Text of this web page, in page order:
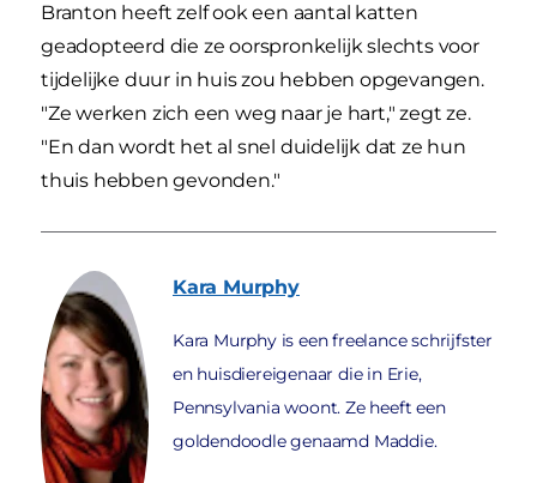
Branton heeft zelf ook een aantal katten
geadopteerd die ze oorspronkelijk slechts voor
tijdelijke duur in huis zou hebben opgevangen.
"Ze werken zich een weg naar je hart," zegt ze.
"En dan wordt het al snel duidelijk dat ze hun
thuis hebben gevonden."
Kara Murphy
Kara Murphy is een freelance schrijfster
en huisdiereigenaar die in Erie,
Pennsylvania woont. Ze heeft een
goldendoodle genaamd Maddie.